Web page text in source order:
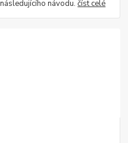
návodu.číst celé